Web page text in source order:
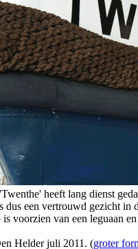
heeft lang dienst
dus een vertrouwd gezicht in
voorzien van een leguaan
Helder juli 2011. (groter